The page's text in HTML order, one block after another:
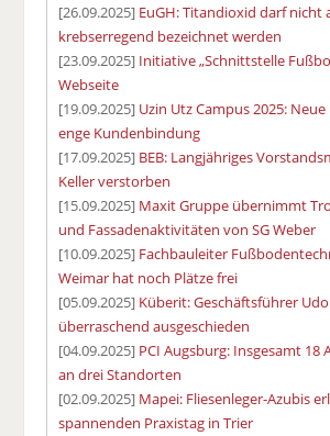
[26.09.2025] EuGH: Titandioxid darf nicht
krebserregend bezeichnet werden
[23.09.2025] Initiative „Schnittstelle
Webseite
[19.09.2025] Uzin Utz Campus 2025:
enge Kundenbindung
[17.09.2025] BEB: Langjähriges
Keller verstorben
[15.09.2025] Maxit Gruppe übernimmt
und Fassadenaktivitäten von SG Weber
[10.09.2025] Fachbauleiter
Weimar hat noch Plätze frei
[05.09.2025] Küberit: Geschäftsführer
überraschend ausgeschieden
[04.09.2025] PCI Augsburg: Insgesamt 18
an drei Standorten
[02.09.2025] Mapei: Fliesenleger-Azubis
spannenden Praxistag in Trier